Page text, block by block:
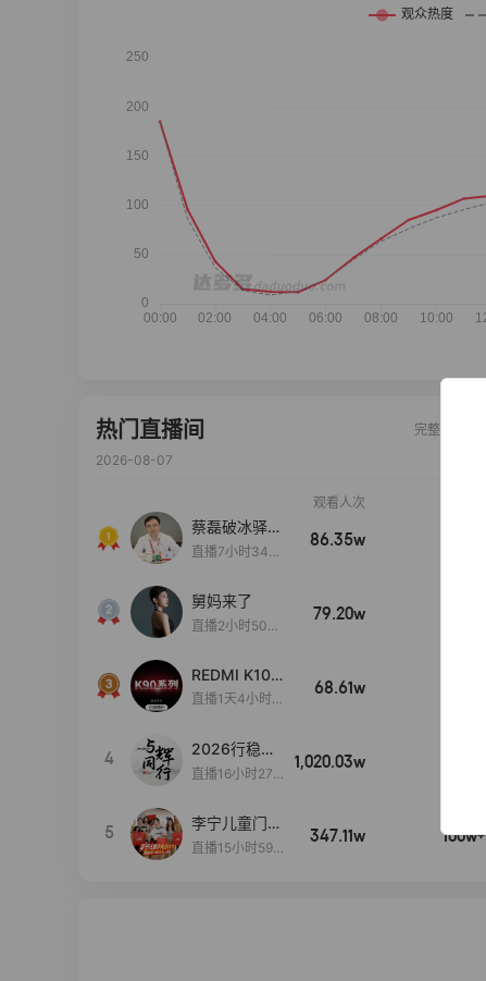
热门直播间
完整榜单
2026-08-07
观看人次
蔡磊破冰驿站
直播间好物分
直播7小时34分
86.35w
舅妈来了
直播2小时50分
79.20w
REDMI K100
Pro系列新品
启！
直播1天4小时5
68.61w
4
2026行稳致
远
直播16小时27
1,020.03w
5
李宁儿童门店
爆款赤兔8pr
直播15小时59
347.11w 100w+